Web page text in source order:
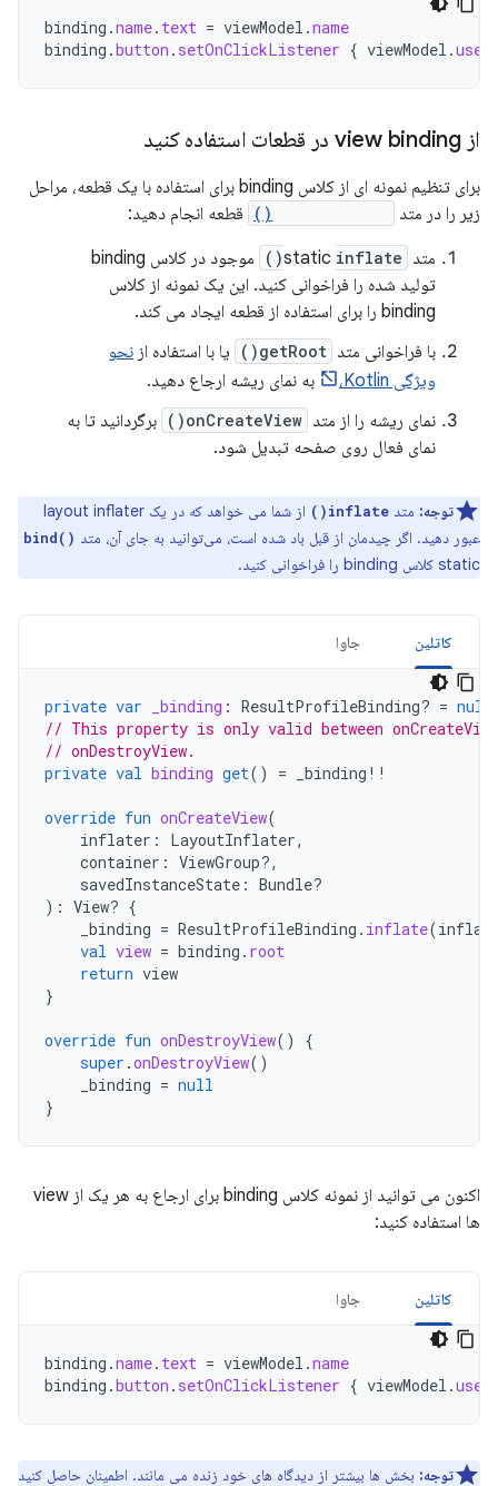
binding .name. text = viewModel .name
binding .button . setOnClickListener { viewModel .
از view binding در قطعات استفاده کنید
برای تنظیم نمونه ای از کلاس binding برای استفاده با یک قطعه، مراحل
زیر را در متد
قطعه انجام دهید:
متد static inflate()
موجود در کلاس binding
تولید شده را فراخوانی کنید. این یک نمونه از کلاس
binding را برای استفاده از قطعه ایجاد می کند.
با فراخوانی متد getRoot() یا با استفاده از نحو
ویژگی Kotlin،
به نمای ریشه ارجاع دهید.
نمای ریشه را از متد onCreateView()
برگردانید تا به
نمای فعال روی صفحه تبدیل شود.
توجه: متد inflate()
از شما می خواهد که در یک layout inflater
عبور دهید. اگر چیدمان از قبل باد شده است، می‌توانید به جای آن، متد bind()
static کلاس binding را فراخوانی کنید.
کاتلین جاوا
private var _binding : ResultProfileBinding? = null
// This property is only valid between
// onDestroyView.
private val binding get() = _binding !!
override fun onCreateView(
inflater : LayoutInflater,
container : ViewGroup?,
savedInstanceState : Bundle?
): View? {
_binding = ResultProfileBinding . inflate(
val view = binding . root
return view
}
override fun onDestroyView()
{
super .onDestroyView()
_binding = null
}
اکنون می توانید از نمونه کلاس binding برای ارجاع به هر یک از view
ها استفاده کنید:
کاتلین جاوا
binding .name. text = viewModel .name
binding .button . setOnClickListener { viewModel .
توجه: بخش ها بیشتر از دیدگاه های خود زنده می مانند. اطمینان حاصل کنید